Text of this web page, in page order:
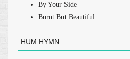
By Your Side
Burnt But Beautiful
HUM HYMN